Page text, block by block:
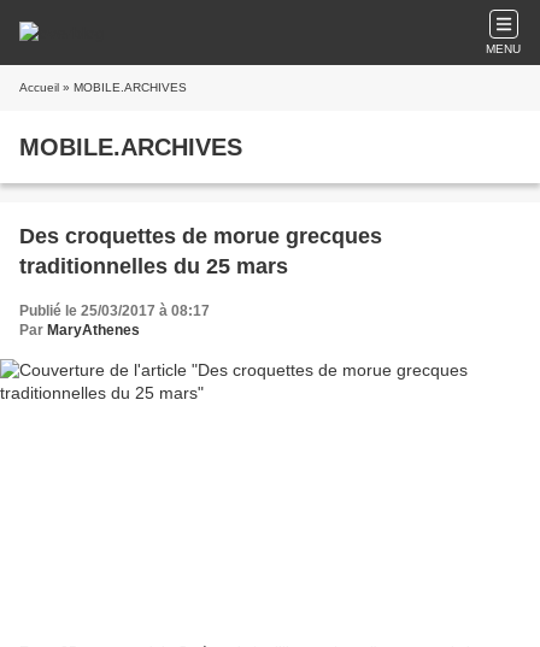
MENU
Accueil » MOBILE.ARCHIVES
MOBILE.ARCHIVES
Des croquettes de morue grecques
traditionnelles du 25 mars
Publié le 25/03/2017 à 08:17
Par MaryAthenes